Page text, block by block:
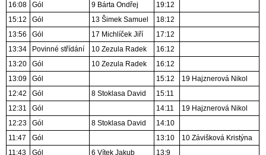
16:08
Gól 9 Bárta Ondřej
19:12
15:12
Gól 13 Šimek Samuel
18:12
13:56
Gól 17 Michlíček Jiří
17:12
13:34
Povinné střídání 10 Zezula Radek
16:12
13:20
Gól 10 Zezula Radek
16:12
13:09
Gól 15:12
19 Hajznerová Nikol
12:42
Gól 8 Stoklasa David
15:11
12:31
Gól 14:11
19 Hajznerová Nikol
12:23
Gól 8 Stoklasa David
14:10
11:47
Gól 13:10
10 Závišková Kristýna
11:43
Gól 6 Vítek Jakub
13:9